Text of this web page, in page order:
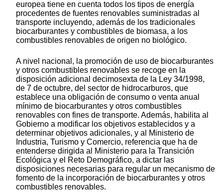
europea tiene en cuenta todos los tipos de energía
procedentes de fuentes renovables suministradas al
transporte incluyendo, además de los tradicionales
biocarburantes y combustibles de biomasa, a los
combustibles renovables de origen no biológico.
A nivel nacional, la promoción de uso de biocarburantes
y otros combustibles renovables se recoge en la
disposición adicional decimosexta de la Ley 34/1998,
de 7 de octubre, del sector de hidrocarburos, que
establece una obligación de consumo o venta anual
mínimo de biocarburantes y otros combustibles
renovables con fines de transporte. Además, habilita al
Gobierno a modificar los objetivos establecidos y a
determinar objetivos adicionales, y al Ministerio de
Industria, Turismo y Comercio, referencia que ha de
entenderse dirigida al Ministerio para la Transición
Ecológica y el Reto Demográfico, a dictar las
disposiciones necesarias para regular un mecanismo de
fomento de la incorporación de biocarburantes y otros
combustibles renovables.